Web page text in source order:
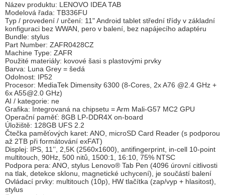
Název produktu: LENOVO IDEA TAB
Modelová řada: TB336FU
Typ / provedení / určení: 11" Android tablet střední třídy v základní
konfiguraci bez WWAN, pero v balení, bez napájecího adaptéru
Bundle: stylus
Part Number: ZAFR0428CZ
Machine Type: ZAFR
Použité materiály: kovové šasi s plastovými prvky
Barva: Luna Grey = šedá
Odolnost: IP52
Procesor: MediaTek Dimensity 6300 (8-Cores, 2x A76 @2.4 GHz +
6x A55@2.0 GHz)
AI / kategorie: ne
Grafika: Integrovaná na chipsetu = Arm Mali-G57 MC2 GPU
Operační paměť: 8GB LP-DDR4X on-board
Úložiště: 128GB UFS 2.2
Čtečka paměťových karet: ANO, microSD Card Reader (s podporou
až 2TB při formátování exFAT)
Displej: IPS, 11’’, 2,5K (2560x1600), antifingerprint, in-cell 10-point
multitouch, 90Hz, 500 nitů, 1500:1, 16:10, 75% NTSC
Podpora pera: ANO, stylus Lenovo® Tab Pen (4096 úrovní citlivosti
na tlak, detekce sklonu, magnetické uchycení), je součástí balení
Ovládací prvky: multitouch (10p), HW tlačítka (zap/vyp + hlasitost),
stylus